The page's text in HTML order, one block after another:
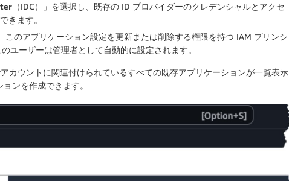
（IDC）」を選択し、既存の ID プロバイダーのクレデンシャルとアクセ
きます。
このアプリケーション設定を更新または削除する権限を持つ IAM プリンシ
ユーザーは管理者として自動的に設定されます。
カウントに関連付けられているすべての既存アプリケーションが一覧表示
ンを作成できます。